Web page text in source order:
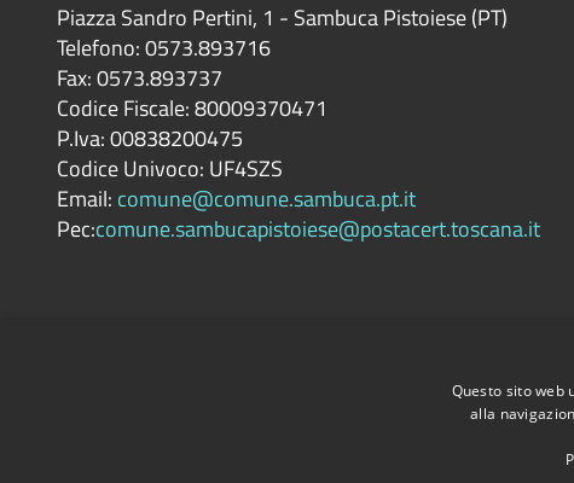
Piazza Sandro Pertini, 1 - Sambuca Pistoiese (PT)
Telefono: 0573.893716
Fax: 0573.893737
Codice Fiscale: 80009370471
P.Iva: 00838200475
Codice Univoco: UF4SZS
Email: comune@comune.sambuca.pt.it
Pec:comune.sambucapistoiese@postacert.toscana.it
Questo sito web
alla